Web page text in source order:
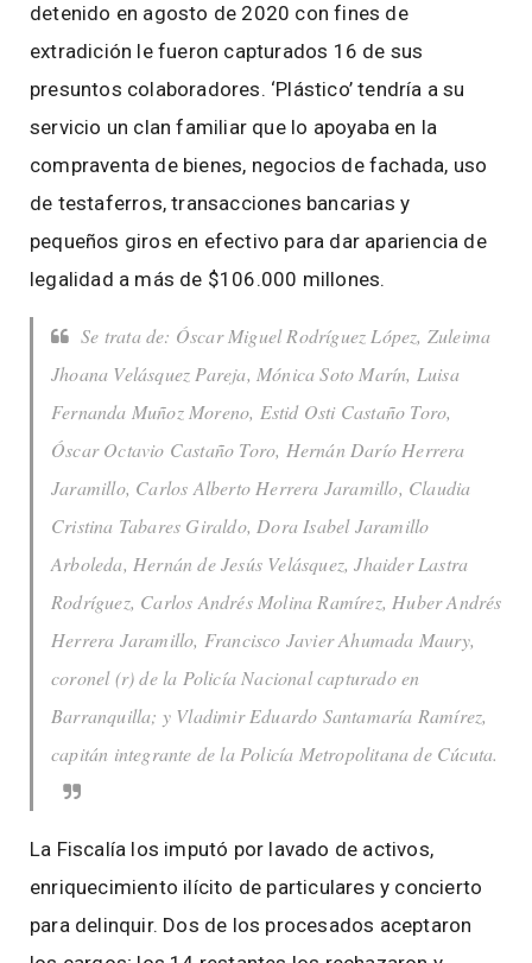
detenido en agosto de 2020 con fines de
extradición le fueron capturados 16 de sus
presuntos colaboradores. ‘Plástico’ tendría a su
servicio un clan familiar que lo apoyaba en la
compraventa de bienes, negocios de fachada, uso
de testaferros, transacciones bancarias y
pequeños giros en efectivo para dar apariencia de
legalidad a más de $106.000 millones.
Se trata de: Óscar Miguel Rodríguez López, Zuleima
Jhoana Velásquez Pareja, Mónica Soto Marín, Luisa
Fernanda Muñoz Moreno, Estid Osti Castaño Toro,
Óscar Octavio Castaño Toro, Hernán Darío Herrera
Jaramillo, Carlos Alberto Herrera Jaramillo, Claudia
Cristina Tabares Giraldo, Dora Isabel Jaramillo
Arboleda, Hernán de Jesús Velásquez, Jhaider Lastra
Rodríguez, Carlos Andrés Molina Ramírez, Huber Andrés
Herrera Jaramillo, Francisco Javier Ahumada Maury,
coronel (r) de la Policía Nacional capturado en
Barranquilla; y Vladimir Eduardo Santamaría Ramírez,
capitán integrante de la Policía Metropolitana de Cúcuta.
La Fiscalía los imputó por lavado de activos,
enriquecimiento ilícito de particulares y concierto
para delinquir. Dos de los procesados aceptaron